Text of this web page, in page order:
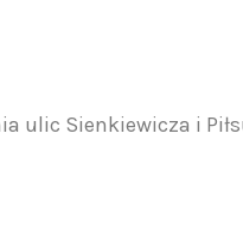
ulic Sienkiewicza i